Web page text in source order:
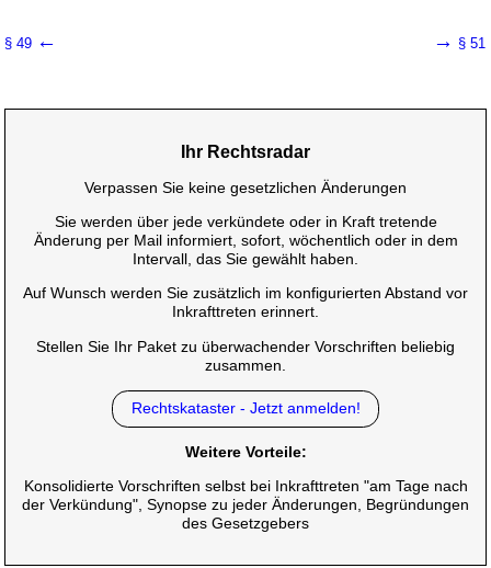
§ 49 ← → § 51
Ihr Rechtsradar
Verpassen Sie keine gesetzlichen Änderungen
Sie werden über jede verkündete oder in Kraft tretende
Änderung per Mail informiert, sofort, wöchentlich oder in dem
Intervall, das Sie gewählt haben.
Auf Wunsch werden Sie zusätzlich im konfigurierten Abstand vor
Inkrafttreten erinnert.
Stellen Sie Ihr Paket zu überwachender Vorschriften beliebig
zusammen.
Rechtskataster - Jetzt anmelden!
Weitere Vorteile:
Konsolidierte Vorschriften selbst bei Inkrafttreten "am Tage nach
der Verkündung", Synopse zu jeder Änderungen, Begründungen
des Gesetzgebers